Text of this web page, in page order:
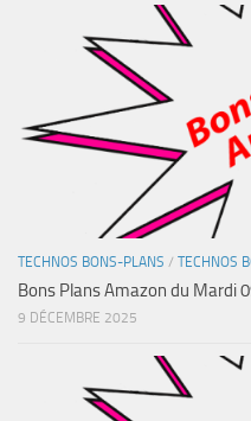
TECHNOS BONS-PLANS / TECHNOS
Bons Plans Amazon du Mardi
9 DÉCEMBRE 2025